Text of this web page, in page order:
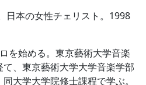
日本の女性チェリスト。1998
を始める。東京藝術大学音楽
、東京藝術大学大学音楽学部
大学大学院修士課程で学ぶ。